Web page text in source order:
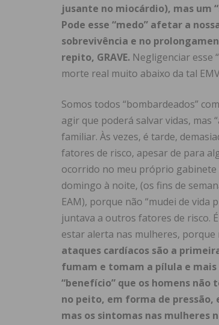
jusante no miocárdio), mas um
Pode esse “medo” afetar a
sobrevivência e no
repito, GRAVE. Negligenciar esse
morte real muito abaixo da tal
Somos todos “bombardeados”
agir que poderá salvar vidas, mas
familiar. Às vezes, é tarde,
fatores de risco, apesar de para
ocorrido no meu próprio
domingo à noite, (os fins de
EAM), porque não “mudei de
juntava a outros fatores de risco.
estar alerta nas mulheres,
ataques cardíacos são a
fumam e tomam a pílula e
“benefício” que os homens não
no peito, em forma de
mas os sintomas nas mulheres